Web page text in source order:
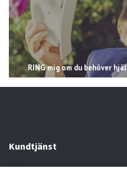
RING mig om du behöver
Kundtjänst